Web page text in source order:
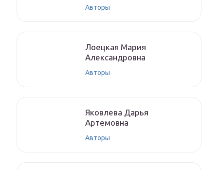
Авторы
Лoeцкaя Мaрия
Aлeксaндрoвнa
Авторы
Якoвлeвa Дapья
Aртeмoвнa
Авторы